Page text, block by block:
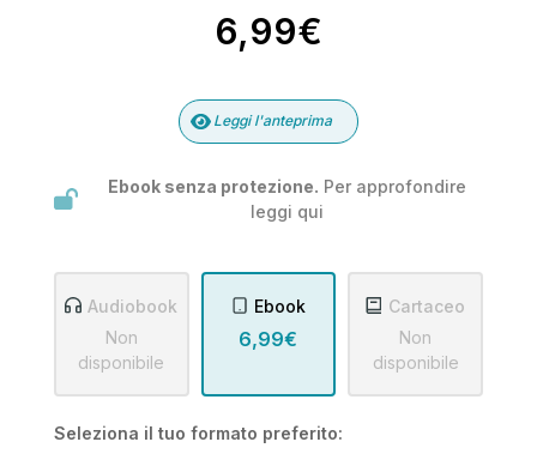
6,99€
Leggi l'anteprima
Ebook senza protezione. Per approfondire
leggi qui
Audiobook
Non
disponibile
Ebook
6,99€
Cartaceo
Non
disponibile
Seleziona il tuo formato preferito: